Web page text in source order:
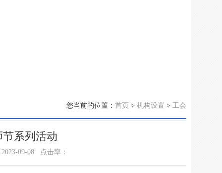
您当前的位置： 首页 > 机构设置 > 工会
系列活动
09-08 点击率：